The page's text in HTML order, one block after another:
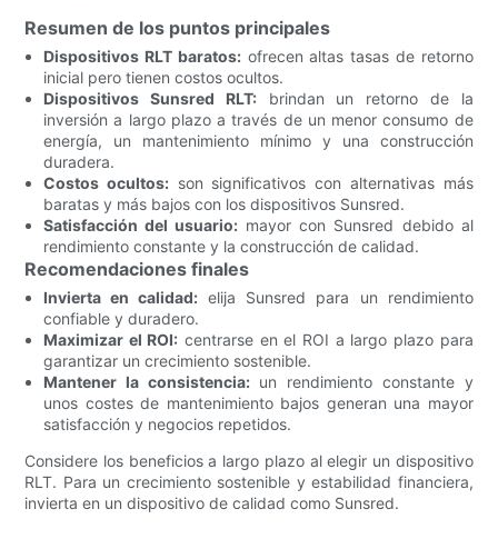
Resumen de los puntos principales
Dispositivos RLT baratos:ofrecen altas tasas de retorno
inicial pero tienen costos ocultos.
Dispositivos Sunsred RLT:brindan un retorno de la
inversión a largo plazo a través de un menor consumo de
energía, un mantenimiento mínimo y una construcción
duradera.
Costos ocultos:son significativos con alternativas más
baratas y más bajos con los dispositivos Sunsred.
Satisfacción del usuario: mayor con Sunsred debido al
rendimiento constante y la construcción de calidad.
Recomendaciones finales
Invierta en calidad: elija Sunsred para un rendimiento
confiable y duradero.
Maximizar el ROI: centrarse en el ROI a largo plazo para
garantizar un crecimiento sostenible.
Mantener la consistencia:un rendimiento constante y
unos costes de mantenimiento bajos generan una mayor
satisfacción y negocios repetidos.
Considere los beneficios a largo plazo al elegir un dispositivo
RLT. Para un crecimiento sostenible y estabilidad financiera,
invierta en un dispositivo de calidad como Sunsred.